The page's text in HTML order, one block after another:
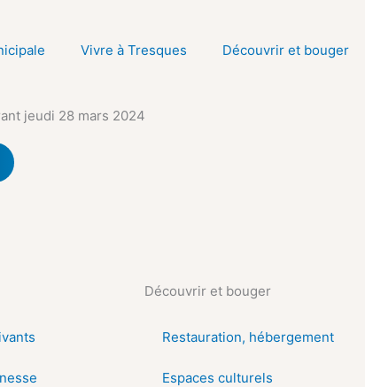
Vivre à Tresques Découvrir et bouger
jeudi 28 mars 2024
Découvrir et bouger
Restauration, hébergement
Espaces culturels